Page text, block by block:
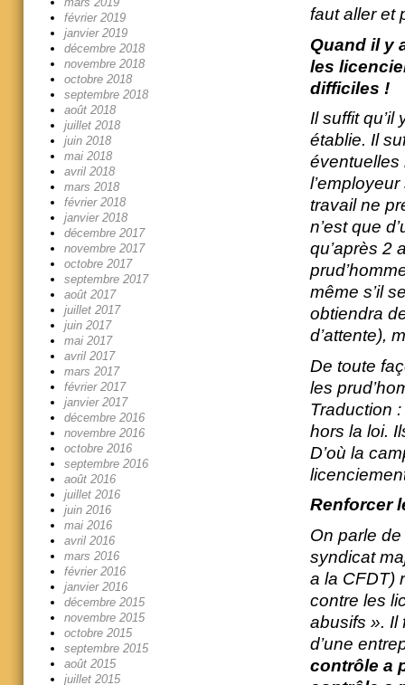
faut aller et
Quand il y
les
difficiles !
Il suffit
établie. Il
éventuelles
travail ne
n’est que
qu’après 2
même s’il
obtiendra
d’attente),
De toute
les
Traduction
hors la loi.
D’où la
Renforcer
On parle
syndicat
a la CFDT)
contre les
abusifs ». Il
d’une
contrôle a
février 2019
janvier 2019
décembre 2018
novembre 2018
octobre 2018
septembre 2018
août 2018
juillet 2018
juin 2018
mai 2018
avril 2018
mars 2018
février 2018
janvier 2018
décembre 2017
novembre 2017
octobre 2017
septembre 2017
août 2017
juillet 2017
juin 2017
mai 2017
avril 2017
mars 2017
février 2017
janvier 2017
décembre 2016
novembre 2016
octobre 2016
septembre 2016
août 2016
juillet 2016
juin 2016
mai 2016
avril 2016
mars 2016
février 2016
janvier 2016
décembre 2015
novembre 2015
octobre 2015
septembre 2015
août 2015
juillet 2015